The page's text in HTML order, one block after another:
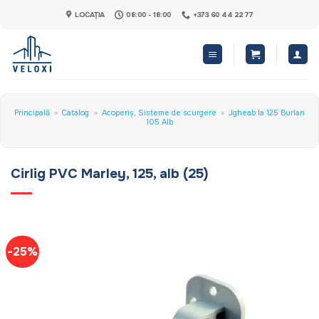
content
LOCAȚIA 08:00 - 18:00 +373 60 44 22 77
Principală » Catalog » Acoperiș, Sisteme de scurgere » Jgheab la 125 Burlan
105 Alb
Cirlig PVC Marley, 125, alb (25)
-25%